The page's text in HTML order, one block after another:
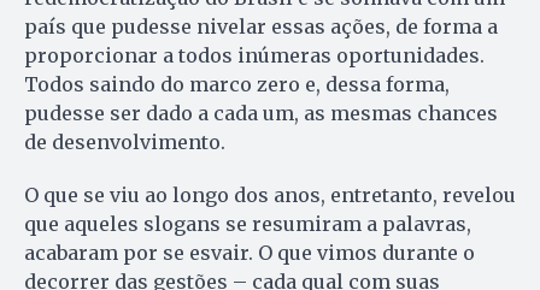
país que pudesse nivelar essas ações, de forma a
proporcionar a todos inúmeras oportunidades.
Todos saindo do marco zero e, dessa forma,
pudesse ser dado a cada um, as mesmas chances
de desenvolvimento.
O que se viu ao longo dos anos, entretanto, revelou
que aqueles slogans se resumiram a palavras,
acabaram por se esvair. O que vimos durante o
decorrer das gestões – cada qual com suas